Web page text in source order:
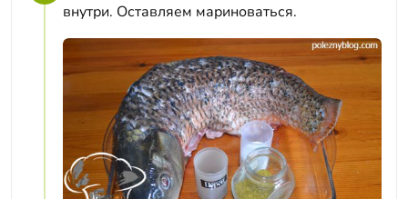
внутри. Оставляем мариноваться.